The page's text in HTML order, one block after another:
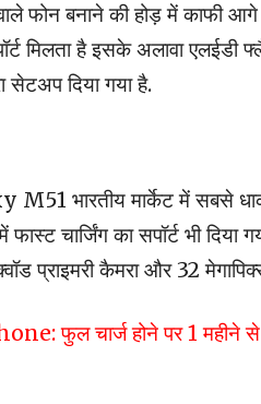
फोन बनाने की होड़ में
मिलता है इसके अलावा एलईडी
सेटअप दिया गया है.
M51 भारतीय मार्केट में सबसे
चार्जिंग का सपॉर्ट भी दिया
प्राइमरी कैमरा और 32
चार्ज होने पर 1 महीने से